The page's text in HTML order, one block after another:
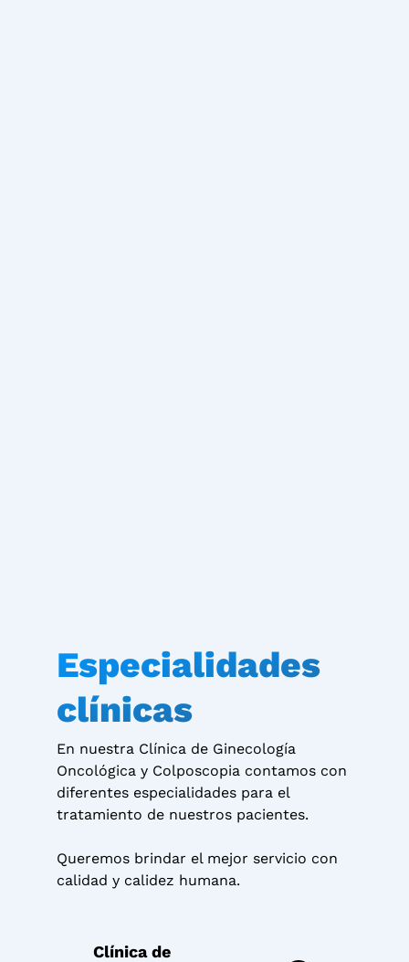
Especialidades
clínicas
En nuestra Clínica de Ginecología
Oncológica y Colposcopia contamos con
diferentes especialidades para el
tratamiento de nuestros pacientes.
Queremos brindar el mejor servicio con
calidad y calidez humana.
Clínica de